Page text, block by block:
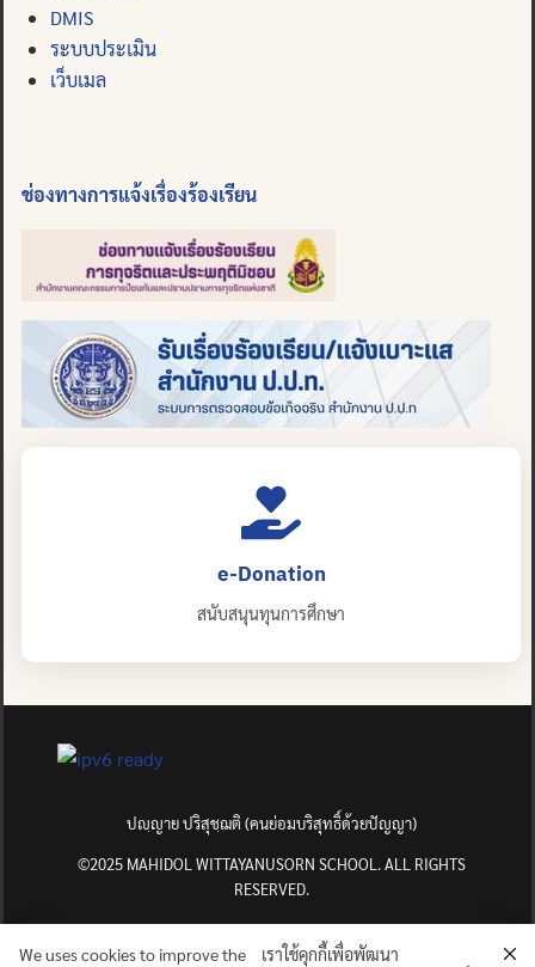
DMIS
ระบบประเมิน
เว็บเมล
ช่องทางการแจ้งเรื่องร้องเรียน
e-Donation
สนับสนุนทุนการศึกษา
ปญฺญาย ปริสุชฺฌติ (คนย่อมบริสุทธิ์ด้วยปัญญา)
©2025 MAHIDOL WITTAYANUSORN SCHOOL. ALL RIGHTS
RESERVED.
We uses cookies to improve the
เราใช้คุกกี้เพื่อพัฒนา